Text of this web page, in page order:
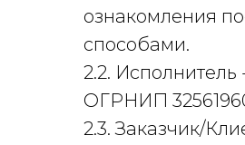
ознакомления
способами.
2.2.
ОГРНИП
2.3. Заказчик/